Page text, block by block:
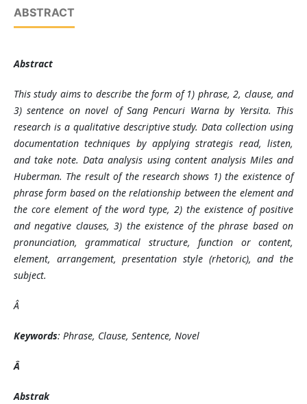
ABSTRACT
Abstract
This study aims to describe the form of 1) phrase, 2, clause, and
3) sentence on novel of Sang Pencuri Warna by Yersita. This
research is a qualitative descriptive study. Data collection using
documentation techniques by applying strategis read, listen,
and take note. Data analysis using content analysis Miles and
Huberman. The result of the research shows 1) the existence of
phrase form based on the relationship between the element and
the core element of the word type, 2) the existence of positive
and negative clauses, 3) the existence of the phrase based on
pronunciation, grammatical structure, function or content,
element, arrangement, presentation style (rhetoric), and the
subject.
Â
Keywords: Phrase, Clause, Sentence, Novel
Â
Abstrak